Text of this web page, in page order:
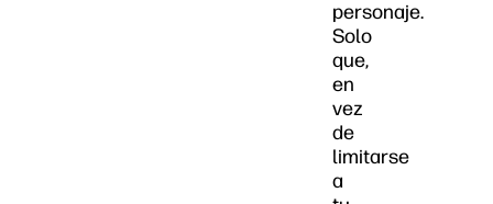
personaje.
Solo
que,
en
vez
de
limitarse
a